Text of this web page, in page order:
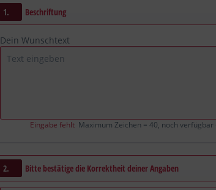
1. Beschriftung
Dein Wunschtext
Eingabe fehlt Maximum Zeichen = 40, noch verfügbar
2. Bitte bestätige die Korrektheit deiner Angaben